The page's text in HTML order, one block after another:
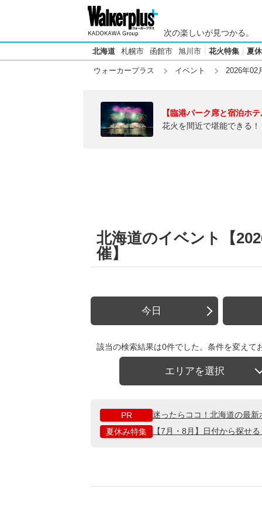
次の楽しいが見つかる。
北海道 札幌市 函館市 旭川市 花火特集 夏
ウォーカープラス イベント 2026年02
【臨港パーク席と宿泊ホ
花火を間近で堪能できる
北海道のイベント【
催】
今日
該当の検索結果は0件でした。条件を変えて
エリアを選択
PR
迷ったらココ！北海道の最
夏休み特集
【7月・8月】日付から探せ